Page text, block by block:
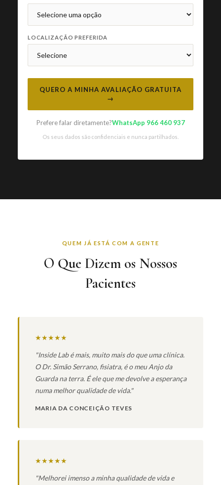
LOCALIZAÇÃO PREFERIDA
QUERO A MINHA AVALIAÇÃO GRATUITA
→
Prefere falar diretamente?WhatsApp 966 460 937
Os seus dados são confidenciais e nunca partilhados.
QUEM JÁ ESTÁ COM A GENTE
O Que Dizem os Nossos
Pacientes
★★★★★
"Inside Lab é mais, muito mais do que uma clínica.
O Dr. Simão Serrano, fisiatra, é o meu Anjo da
Guarda na terra. É ele que me devolve a esperança
numa melhor qualidade de vida."
MARIA DA CONCEIÇÃO TEVES
★★★★★
"Melhorei imenso a minha qualidade de vida e